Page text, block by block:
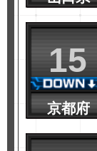
15
京都府